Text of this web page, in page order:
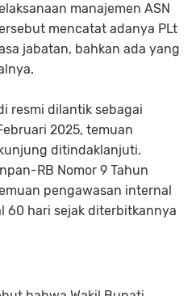
manajemen ASN
mencatat adanya PLt
jabatan, bahkan ada yang
resmi dilantik sebagai
2025, temuan
ditindaklanjuti.
RB Nomor 9 Tahun
pengawasan internal
60 hari sejak diterbitkannya